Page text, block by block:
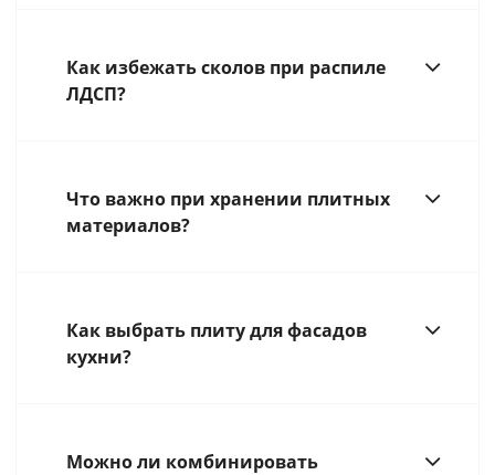
Как избежать сколов при распиле
ЛДСП?
Что важно при хранении плитных
материалов?
Как выбрать плиту для фасадов
кухни?
Можно ли комбинировать